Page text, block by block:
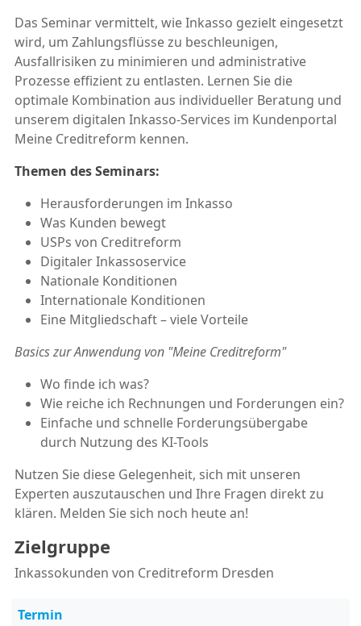
Das Seminar vermittelt, wie Inkasso gezielt eingesetzt
wird, um Zahlungsflüsse zu beschleunigen,
Ausfallrisiken zu minimieren und administrative
Prozesse effizient zu entlasten. Lernen Sie die
optimale Kombination aus individueller Beratung und
unserem digitalen Inkasso-Services im Kundenportal
Meine Creditreform kennen.
Themen des Seminars:
Herausforderungen im Inkasso
Was Kunden bewegt
USPs von Creditreform
Digitaler Inkassoservice
Nationale Konditionen
Internationale Konditionen
Eine Mitgliedschaft – viele Vorteile
Basics zur Anwendung von "Meine Creditreform"
Wo finde ich was?
Wie reiche ich Rechnungen und Forderungen ein?
Einfache und schnelle Forderungsübergabe
durch Nutzung des KI-Tools
Nutzen Sie diese Gelegenheit, sich mit unseren
Experten auszutauschen und Ihre Fragen direkt zu
klären. Melden Sie sich noch heute an!
Zielgruppe
Inkassokunden von Creditreform Dresden
Termin